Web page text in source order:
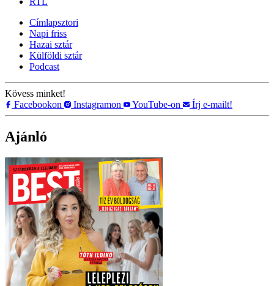
Címlapsztori
Napi friss
Hazai sztár
Külföldi sztár
Podcast
Kövess minket!
Facebookon
Instagramon YouTube-on Írj e-mailt!
Ajánló